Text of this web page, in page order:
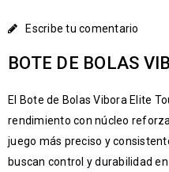
Escribe tu comentario
BOTE DE BOLAS
El Bote de Bolas Vibora Elite
rendimiento con núcleo
juego más preciso y
buscan control y durabilidad